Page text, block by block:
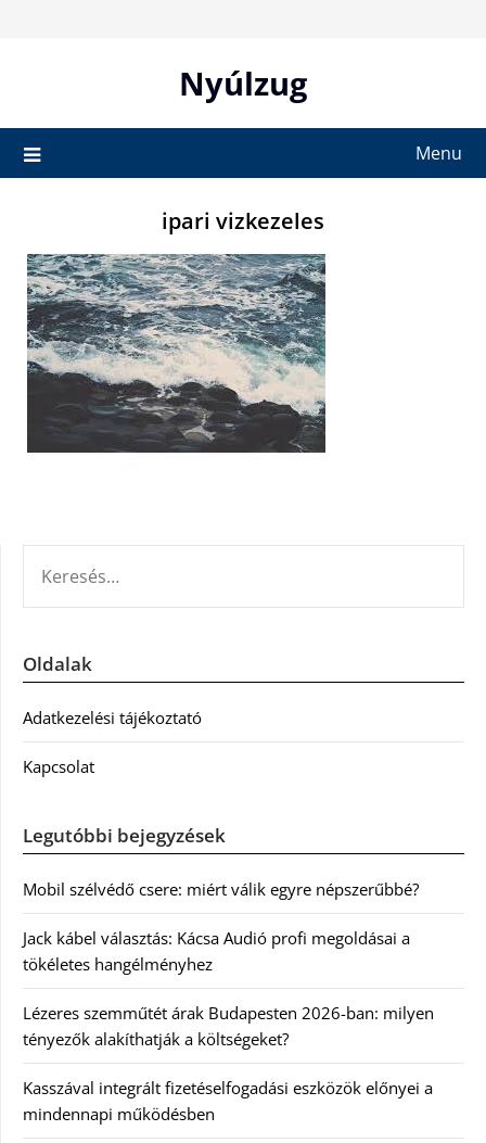
Nyúlzug
Menu
ipari vizkezeles
Oldalak
Adatkezelési tájékoztató
Kapcsolat
Legutóbbi bejegyzések
Mobil szélvédő csere: miért válik egyre népszerűbbé?
Jack kábel választás: Kácsa Audió profi megoldásai a
tökéletes hangélményhez
Lézeres szemműtét árak Budapesten 2026-ban: milyen
tényezők alakíthatják a költségeket?
Kasszával integrált fizetéselfogadási eszközök előnyei a
mindennapi működésben